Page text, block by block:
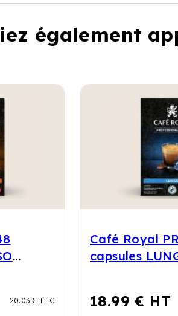
également
20.03 € TTC
Café Royal
capsules
18.99 € HT